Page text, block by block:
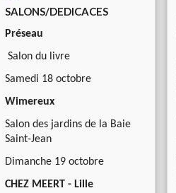
SALONS/DEDICACES
Préseau
Salon du livre
Samedi 18 octobre
Wimereux
Salon des jardins de la Baie
Saint-Jean
Dimanche 19 octobre
CHEZ MEERT - Lille